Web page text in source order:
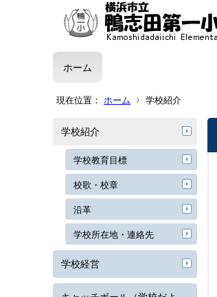
ホーム
現在位置： ホーム 学校紹介
学校紹介
学校教育目標
校歌・校章
沿革
学校所在地・連絡先
学校経営